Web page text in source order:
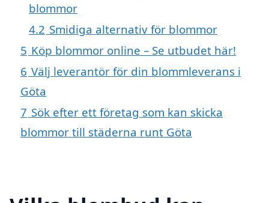
blommor
4.2 Smidiga alternativ för blommor
5 Köp blommor online – Se utbudet här!
6 Välj leverantör för din blommleverans i
Göta
7 Sök efter ett företag som kan skicka
blommor till städerna runt Göta